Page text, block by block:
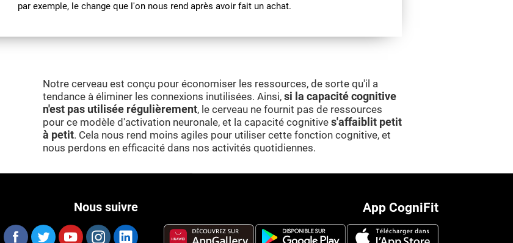
par exemple, le change que l'on nous rend après avoir fait un achat.
Notre cerveau est conçu pour économiser les ressources, de sorte qu'il a
tendance à éliminer les connexions inutilisées. Ainsi, si la capacité cognitive
n'est pas utilisée régulièrement, le cerveau ne fournit pas de ressources
pour ce modèle d'activation neuronale, et la capacité cognitive s'affaiblit petit
à petit. Cela nous rend moins agiles pour utiliser cette fonction cognitive, et
nous perdons en efficacité dans nos activités quotidiennes.
App CogniFit
Nous suivre